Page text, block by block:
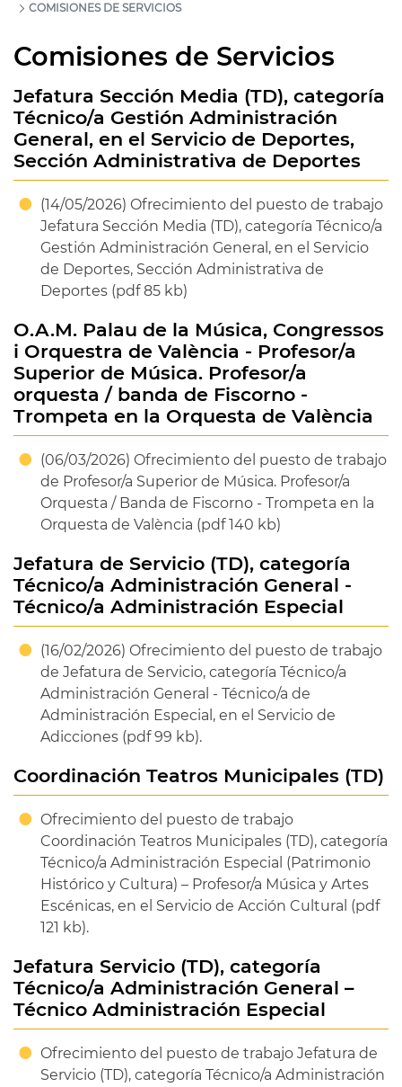
COMISIONES DE SERVICIOS
Comisiones de Servicios
Jefatura Sección Media (TD), categoría
Técnico/a Gestión Administración
General, en el Servicio de Deportes,
Sección Administrativa de Deportes
(14/05/2026) Ofrecimiento del puesto de trabajo
Jefatura Sección Media (TD), categoría Técnico/a
Gestión Administración General, en el Servicio
de Deportes, Sección Administrativa de
Deportes (pdf 85 kb)
O.A.M. Palau de la Música, Congressos
i Orquestra de València - Profesor/a
Superior de Música. Profesor/a
orquesta / banda de Fiscorno -
Trompeta en la Orquesta de València
(06/03/2026) Ofrecimiento del puesto de trabajo
de Profesor/a Superior de Música. Profesor/a
Orquesta / Banda de Fiscorno - Trompeta en la
Orquesta de València (pdf 140 kb)
Jefatura de Servicio (TD), categoría
Técnico/a Administración General -
Técnico/a Administración Especial
(16/02/2026) Ofrecimiento del puesto de trabajo
de Jefatura de Servicio, categoría Técnico/a
Administración General - Técnico/a de
Administración Especial, en el Servicio de
Adicciones (pdf 99 kb).
Coordinación Teatros Municipales (TD)
Ofrecimiento del puesto de trabajo
Coordinación Teatros Municipales (TD), categoría
Técnico/a Administración Especial (Patrimonio
Histórico y Cultura) – Profesor/a Música y Artes
Escénicas, en el Servicio de Acción Cultural (pdf
121 kb).
Jefatura Servicio (TD), categoría
Técnico/a Administración General –
Técnico Administración Especial
Ofrecimiento del puesto de trabajo Jefatura de
Servicio (TD), categoría Técnico/a Administración